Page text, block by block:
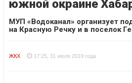
южной окраине
МУП «Водоканал» организует
на Красную Речку и в поселок
ЖКХ 17:25, 31 июля 2019 года